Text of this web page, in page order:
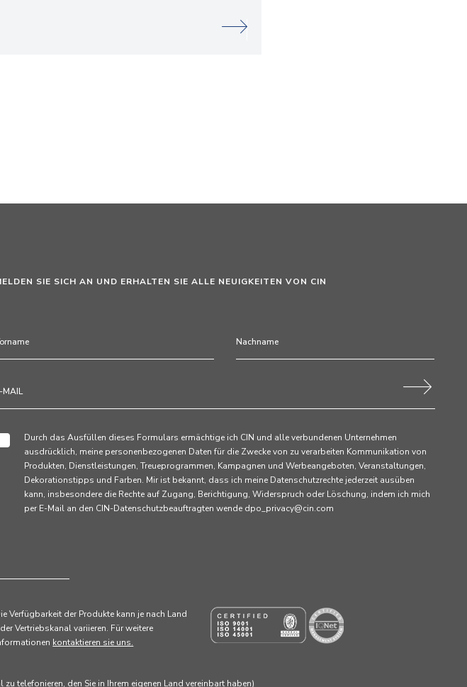
SIE SICH AN UND ERHALTEN SIE ALLE NEUIGKEITEN VON CIN
Durch das Ausfüllen dieses Formulars ermächtige ich CIN und alle verbundenen Unternehmen
ausdrücklich, meine personenbezogenen Daten für die Zwecke von zu verarbeiten Kommunikation von
Produkten, Dienstleistungen, Treueprogrammen, Kampagnen und Werbeangeboten, Veranstaltungen,
Dekorationstipps und Farben. Mir ist bekannt, dass ich meine Datenschutzrechte jederzeit ausüben
kann, insbesondere die Rechte auf Zugang, Berichtigung, Widerspruch oder Löschung, indem ich mich
per E-Mail an den CIN-Datenschutzbeauftragten wende dpo_privacy@cin.com
Verfügbarkeit der Produkte kann je nach Land
Vertriebskanal variieren. Für weitere
kontaktieren sie uns.
telefonieren, den Sie in Ihrem eigenen Land vereinbart haben)